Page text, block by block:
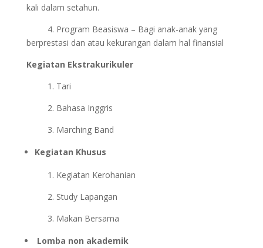
kali dalam setahun.
4. Program Beasiswa – Bagi anak-anak yang
berprestasi dan atau kekurangan dalam hal finansial
Kegiatan Ekstrakurikuler
1. Tari
2. Bahasa Inggris
3. Marching Band
Kegiatan Khusus
1. Kegiatan Kerohanian
2. Study Lapangan
3. Makan Bersama
Lomba non akademik